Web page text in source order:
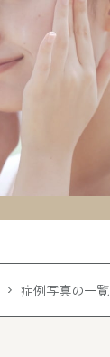
症例写真の一覧